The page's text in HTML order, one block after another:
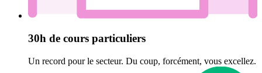
30h de cours particuliers
Un record pour le secteur. Du coup, forcément, vous excellez.